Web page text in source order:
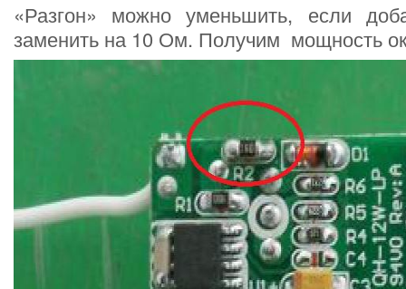
«Разгон» можно уменьшить, если
заменить на 10 Ом. Получим мощность